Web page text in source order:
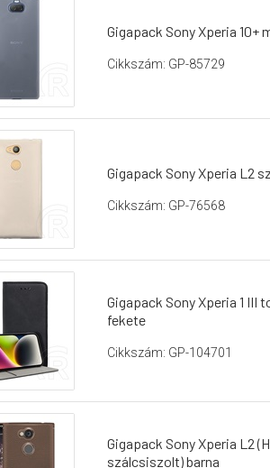
Gigapack Sony Xperia
Cikkszám: GP-85729
Gigapack Sony Xperia L2
Cikkszám: GP-76568
Gigapack Sony Xperia 1
fekete
Cikkszám: GP-104701
Gigapack Sony Xperia L2
szálcsiszolt) barna